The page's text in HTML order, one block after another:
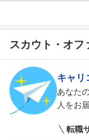
スカウト・オフ
キャリ
あなた
人をお
転職